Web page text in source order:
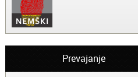
Prevajanje